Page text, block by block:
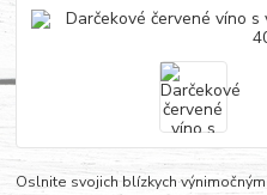
Oslnite svojich blízkych